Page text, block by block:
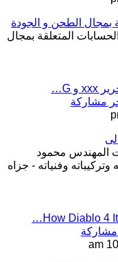
بمجال الطحن و الجودة
المتعلقة بمجال
مشاركة
المهندس محمود
وفنياته - جزاه
How Diablo 4